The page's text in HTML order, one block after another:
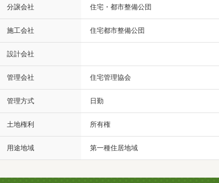
分譲会社 住宅・都市整備公団
施工会社 住宅都市整備公団
設計会社
管理会社 住宅管理協会
管理方式 日勤
土地権利 所有権
用途地域 第一種住居地域